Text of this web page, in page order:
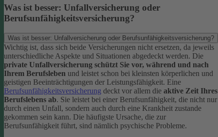
Was ist besser: Unfallversicherung oder
Berufsunfähigkeitsversicherung?
Was ist besser: Unfallversicherung oder Berufsunfähigkeitsversicherung?
Wichtig ist, dass sich beide Versicherungen nicht ersetzen, da jeweils
unterschiedliche Aspekte und Situationen abgedeckt werden. Die
private Unfallversicherung schützt Sie vor, während und nach
Ihrem Berufsleben und leistet schon bei kleinsten körperlichen und
geistigen Beeinträchtigungen der Leistungsfähigkeit. Eine
Berufsunfähigkeitsversicherung deckt vor allem die aktive Zeit Ihres
Berufslebens ab. Sie leistet bei einer Berufsunfähigkeit, die nicht nur
durch einen Unfall, sondern auch durch eine Krankheit zustande
gekommen sein kann. Die häufigste Ursache, die zur
Berufsunfähigkeit führt, sind nämlich psychische Probleme.